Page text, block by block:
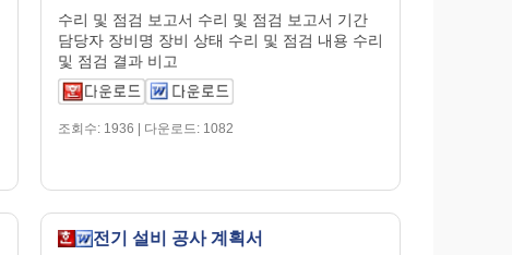
수리 및 점검 보고서 수리 및 점검 보고서 기간
담당자 장비명 장비 상태 수리 및 점검 내용 수리
및 점검 결과 비고
조회수: 1936 | 다운로드: 1082
전기 설비 공사 계획서